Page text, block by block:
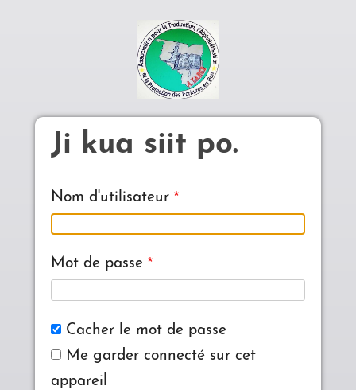
Ji kua siit po.
Nom d'utilisateur
Mot de passe
Cacher le mot de passe
Me garder connecté sur cet
appareil